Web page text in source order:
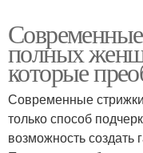
полных
которые
Современные
только способ
возможность